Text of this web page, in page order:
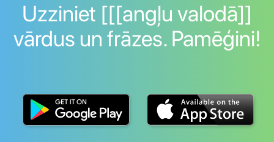
Uzziniet [[[angļu valodā]]
vārdus un frāzes. Pamēģini!